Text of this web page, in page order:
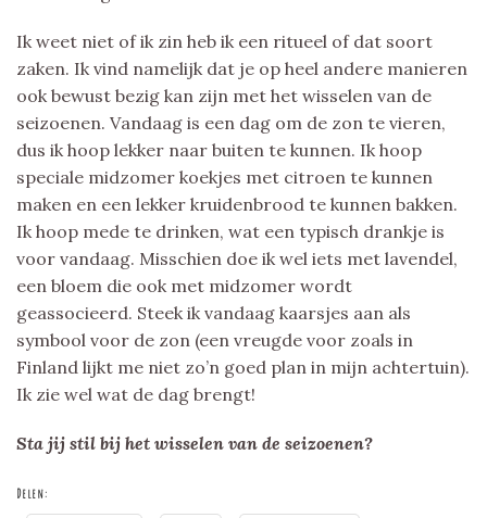
Ik weet niet of ik zin heb ik een ritueel of dat soort
zaken. Ik vind namelijk dat je op heel andere manieren
ook bewust bezig kan zijn met het wisselen van de
seizoenen. Vandaag is een dag om de zon te vieren,
dus ik hoop lekker naar buiten te kunnen. Ik hoop
speciale midzomer koekjes met citroen te kunnen
maken en een lekker kruidenbrood te kunnen bakken.
Ik hoop mede te drinken, wat een typisch drankje is
voor vandaag. Misschien doe ik wel iets met lavendel,
een bloem die ook met midzomer wordt
geassocieerd. Steek ik vandaag kaarsjes aan als
symbool voor de zon (een vreugde voor zoals in
Finland lijkt me niet zo’n goed plan in mijn achtertuin).
Ik zie wel wat de dag brengt!
Sta jij stil bij het wisselen van de seizoenen?
Delen: